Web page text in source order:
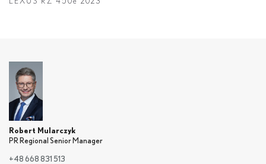
Robert Mularczyk
PR Regional Senior Manager
+48 668 831 513